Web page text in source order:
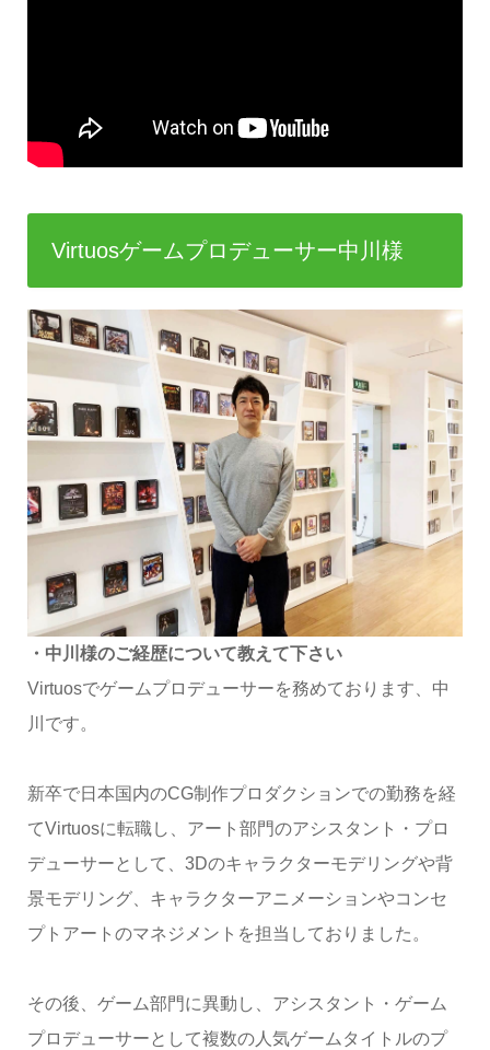
Virtuosゲームプロデューサー中川様
・中川様のご経歴について教えて下さい
Virtuosでゲームプロデューサーを務めております、中
川です。
新卒で日本国内のCG制作プロダクションでの勤務を経
てVirtuosに転職し、アート部門のアシスタント・プロ
デューサーとして、3Dのキャラクターモデリングや背
景モデリング、キャラクターアニメーションやコンセ
プトアートのマネジメントを担当しておりました。
その後、ゲーム部門に異動し、アシスタント・ゲーム
プロデューサーとして複数の人気ゲームタイトルのプ